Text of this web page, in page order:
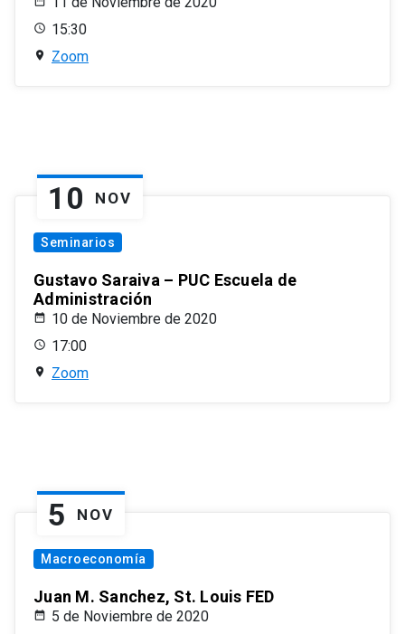
15:30
Zoom
10 NOV
Seminarios
Gustavo Saraiva – PUC Escuela de
Administración
10 de Noviembre de 2020
17:00
Zoom
5 NOV
Macroeconomía
Juan M. Sanchez, St. Louis FED
5 de Noviembre de 2020